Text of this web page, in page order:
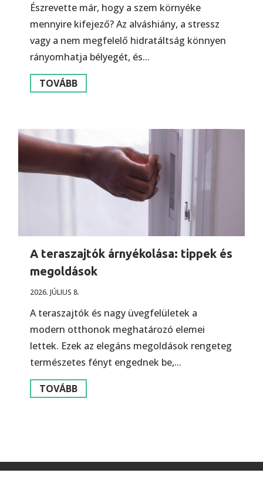
Észrevette már, hogy a szem környéke
mennyire kifejező? Az alváshiány, a stressz
vagy a nem megfelelő hidratáltság könnyen
rányomhatja bélyegét, és...
TOVÁBB
A teraszajtók árnyékolása: tippek és
megoldások
2026. JÚLIUS 8.
A teraszajtók és nagy üvegfelületek a
modern otthonok meghatározó elemei
lettek. Ezek az elegáns megoldások rengeteg
természetes fényt engednek be,...
TOVÁBB